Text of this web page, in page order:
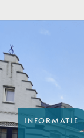
INFORMATIE